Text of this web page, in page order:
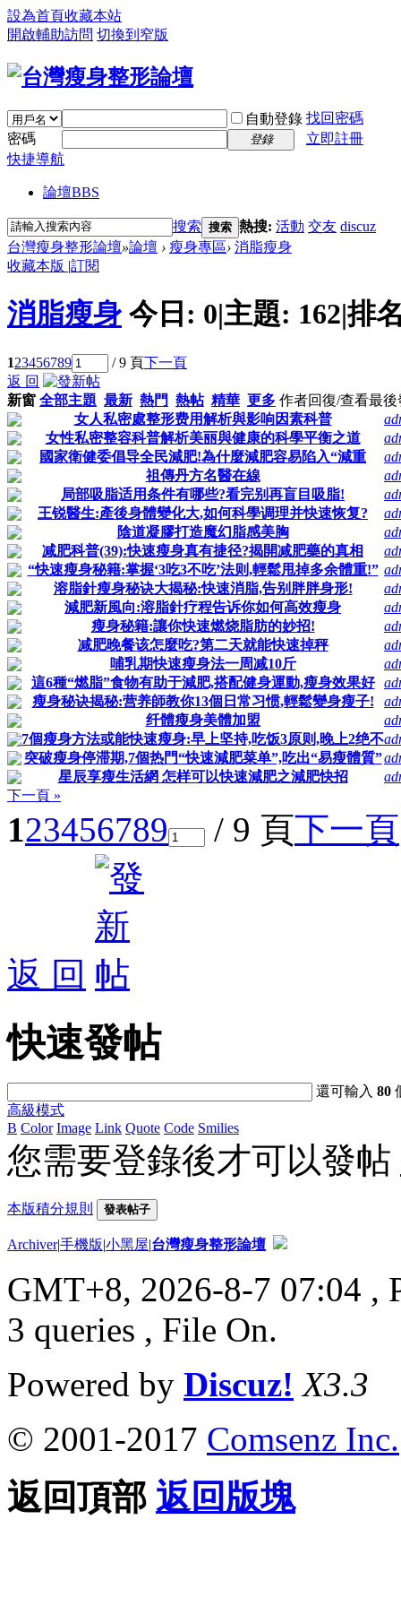
設為首頁收藏本站
開啟輔助訪問 切換到窄版
自動登錄 找回密碼
密碼
登錄
立即註冊
快捷導航
論壇BBS
搜索 搜索 熱搜: 活動 交友 discuz
台灣瘦身整形論壇»論壇 › 瘦身專區› 消脂瘦身
收藏本版 |訂閱
消脂瘦身 今日: 0|主題: 162|排
123456789 / 9 頁下一頁
返 回
新窗 全部主題 最新 熱門 熱帖 精華 更多 作者回復/查看最後
女人私密處整形费用解析與影响因素科普
女性私密整容科普解析美丽與健康的科學平衡之道
國家衛健委倡导全民減肥!為什麼減肥容易陷入“減重
祖傳丹方名醫在線
局部吸脂适用条件有哪些?看完别再盲目吸脂!
王锐醫生:產後身體變化大,如何科學调理并快速恢复?
陰道凝膠打造魔幻脂感美胸
减肥科普(39):快速瘦身真有捷径?揭開减肥藥的真相
“快速瘦身秘籍:掌握‘3吃3不吃’法则,輕鬆甩掉多余體重!”
溶脂針瘦身秘诀大揭秘:快速消脂,告别胖胖身形!
減肥新風向:溶脂針疗程告诉你如何高效瘦身
瘦身秘籍:讓你快速燃烧脂肪的妙招!
减肥晚餐该怎麼吃?第二天就能快速掉秤
哺乳期快速瘦身法一周减10斤
這6種“燃脂”食物有助于減肥,搭配健身運動,瘦身效果好
瘦身秘诀揭秘:营养師教你13個日常习惯,輕鬆變身瘦子!
纤體瘦身美體加盟
7個瘦身方法或能快速瘦身:早上坚持,吃饭3原则,晚上2绝不
突破瘦身停滞期,7個热門“快速減肥菜单”,吃出“易瘦體質”
星辰享瘦生活網 怎样可以快速減肥之減肥快招
下一頁 »
123456789 / 9 頁下一頁
返 回
快速發帖
還可輸入80
高級模式
B Color Image Link Quote Code Smilies
您需要登錄後才可以發帖
本版積分規則 發表帖子
Archiver|手機版|小黑屋|台灣瘦身整形論壇
GMT+8, 2026-8-7 07:04 ,
3 queries , File On.
Powered by Discuz! X3.3
© 2001-2017 Comsenz Inc.
返回頂部 返回版塊